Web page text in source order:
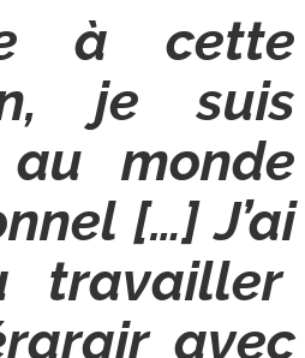
à cette
je suis
monde
[…] J’ai
travailler
avec